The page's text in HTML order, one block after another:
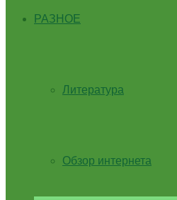
РАЗНОЕ
Литература
Обзор интернета